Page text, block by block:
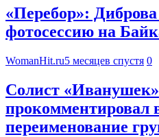
«Перебор»:
фотосессию на
WomanHit.ru5 месяцев спустя 0
Солист «Иванушек»
прокомментировал
переименование